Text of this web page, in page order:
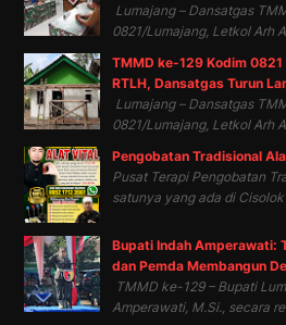
Lumajang – Dansatgas
0821/Lumajang, Letkol Arh
TMMD ke-129 Kodim
RTLH, Dansatgas Turun
Lumajang – Dansatgas
0821/Lumajang, Letkol Arh
Pengobatan Tradisional
Pusat Terapi Pengobatan
satunya yang ada di
Bupati Indah Amperawati:
dan Pemda Membangun
TMMD ke-129 – Bupati
Amperawati, M.Si., secara